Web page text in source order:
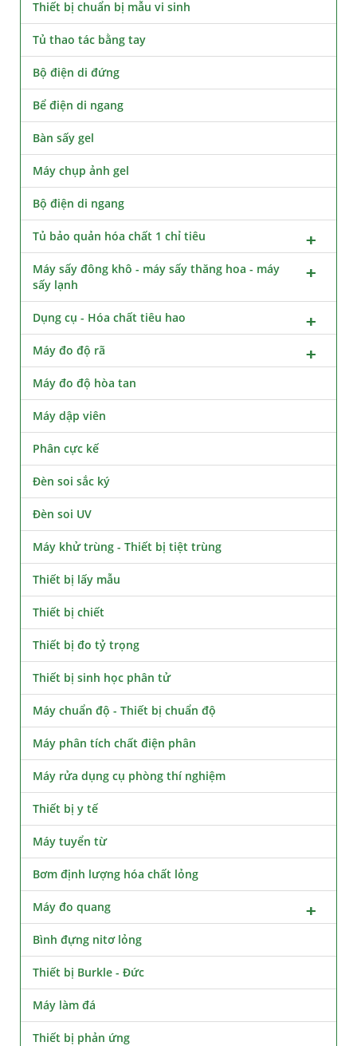
Thiết bị chuẩn bị mẫu vi sinh
Tủ thao tác bằng tay
Bộ điện di đứng
Bể điện di ngang
Bàn sấy gel
Máy chụp ảnh gel
Bộ điện di ngang
Tủ bảo quản hóa chất 1 chỉ tiêu
Máy sấy đông khô - máy sấy thăng hoa - máy
sấy lạnh
Dụng cụ - Hóa chất tiêu hao
Máy đo độ rã
Máy đo độ hòa tan
Máy dập viên
Phân cực kế
Đèn soi sắc ký
Đèn soi UV
Máy khử trùng - Thiết bị tiệt trùng
Thiết bị lấy mẫu
Thiết bị chiết
Thiết bị đo tỷ trọng
Thiết bị sinh học phân tử
Máy chuẩn độ - Thiết bị chuẩn độ
Máy phân tích chất điện phân
Máy rửa dụng cụ phòng thí nghiệm
Thiết bị y tế
Máy tuyển từ
Bơm định lượng hóa chất lỏng
Máy đo quang
Bình đựng nitơ lỏng
Thiết bị Burkle - Đức
Máy làm đá
Thiết bị phản ứng